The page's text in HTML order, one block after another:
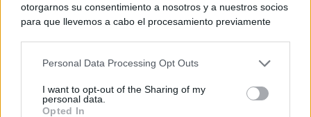
otorgarnos su consentimiento a nosotros y a nuestros socios
para que llevemos a cabo el procesamiento previamente
negar su consentimiento. Tenga en cuenta que algún
de su consentimiento, pero usted tiene el derecho de
rechazar tal procesamiento. Sus preferencias se aplicarán
Personal Data Processing Opt Outs
I want to opt-out of the Sharing of my
personal data.
Opted In